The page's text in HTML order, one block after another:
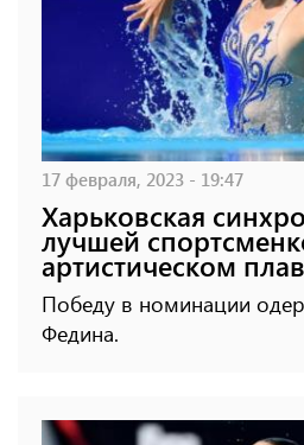
17 февраля, 2023 - 19:47
Харьковская
лучшей
артистическом
Победу в номинации
Федина.